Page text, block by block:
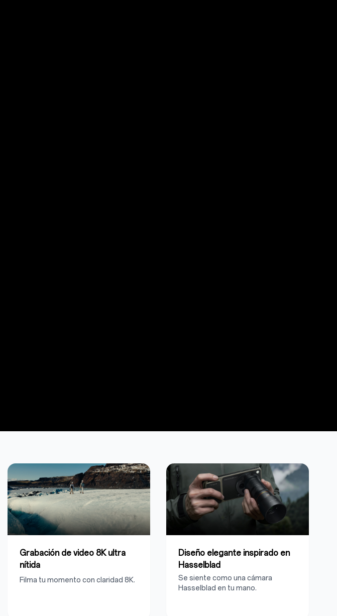
Grabación de video 8K ultra
nítida
Filma tu momento con claridad 8K.
Diseño elegante inspirado en
Hasselblad
Se siente como una cámara
Hasselblad en tu mano.